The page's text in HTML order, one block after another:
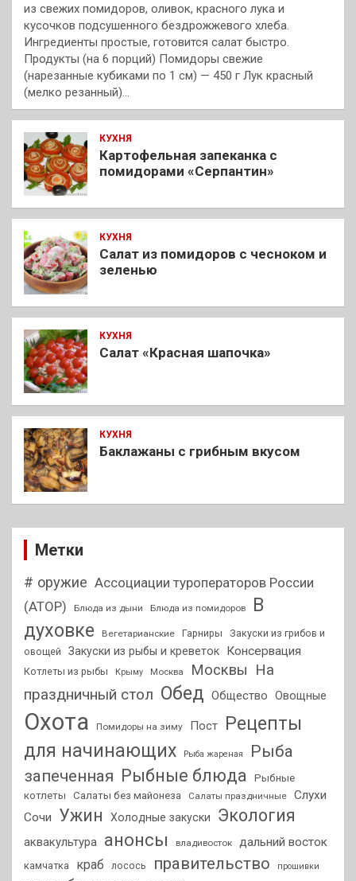
из свежих помидоров, оливок, красного лука и
кусочков подсушенного бездрожжевого хлеба.
Ингредиенты простые, готовится салат быстро.
Продукты (на 6 порций) Помидоры свежие
(нарезанные кубиками по 1 см) — 450 г Лук красный
(мелко резанный)…
КУХНЯ
Картофельная запеканка с
помидорами «Серпантин»
КУХНЯ
Салат из помидоров с чесноком и
зеленью
КУХНЯ
Салат «Красная шапочка»
КУХНЯ
Баклажаны с грибным вкусом
Метки
# оружие Ассоциации туроператоров России
(АТОР)
Блюда из дыни Блюда из помидоров
В
духовке
Вегетарианские Гарниры
Закуски из грибов и
овощей
Закуски из рыбы и креветок Консервация
Котлеты из рыбы Крыму Москва Москвы На
праздничный стол Обед Общество Овощные
Охота Помидоры на зиму Пост
Рецепты
для начинающих
Рыба жареная
Рыба
запеченная Рыбные блюда
Рыбные
котлеты
Салаты без майонеза Салаты праздничные
Слухи
Сочи
Ужин Холодные закуски Экология
аквакультура анонсы владивосток дальний восток
камчатка краб лосось правительство прошивки